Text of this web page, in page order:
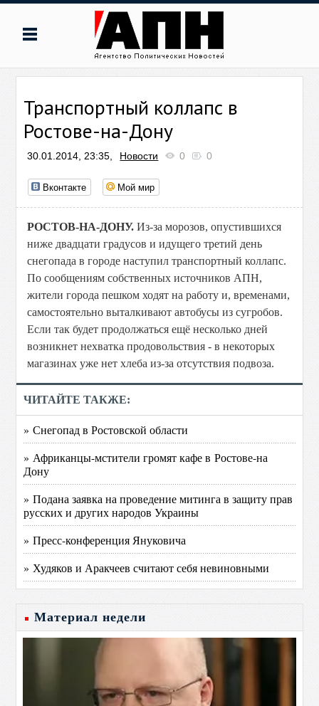
Транспортный коллапс в
Ростове-на-Дону
30.01.2014, 23:35, Новости 0 0
Вконтакте Мой мир
РОСТОВ-НА-ДОНУ. Из-за морозов, опустившихся
ниже двадцати градусов и идущего третий день
снегопада в городе наступил транспортный коллапс.
По сообщениям собственных источников АПН,
жители города пешком ходят на работу и, временами,
самостоятельно выталкивают автобусы из сугробов.
Если так будет продолжаться ещё несколько дней
возникнет нехватка продовольствия - в некоторых
магазинах уже нет хлеба из-за отсутствия подвоза.
ЧИТАЙТЕ ТАКЖЕ:
» Снегопад в Ростовской области
» Африканцы-мстители громят кафе в Ростове-на
Дону
» Подана заявка на проведение митинга в защиту прав
русских и других народов Украины
» Пресс-конференция Януковича
» Худяков и Аракчеев считают себя невиновными
Материал недели